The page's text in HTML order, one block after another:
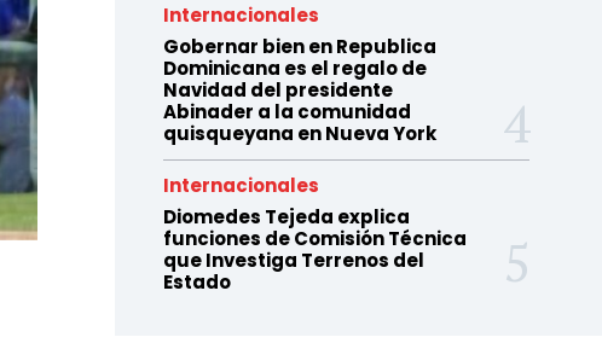
Internacionales
Gobernar bien en Republica
Dominicana es el regalo de
Navidad del presidente
Abinader a la comunidad
quisqueyana en Nueva York
Internacionales
Diomedes Tejeda explica
funciones de Comisión Técnica
que Investiga Terrenos del
Estado